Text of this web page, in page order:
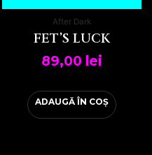
After Dark
FET’S LUCK
89,00 lei
ADAUGĂ ÎN COȘ